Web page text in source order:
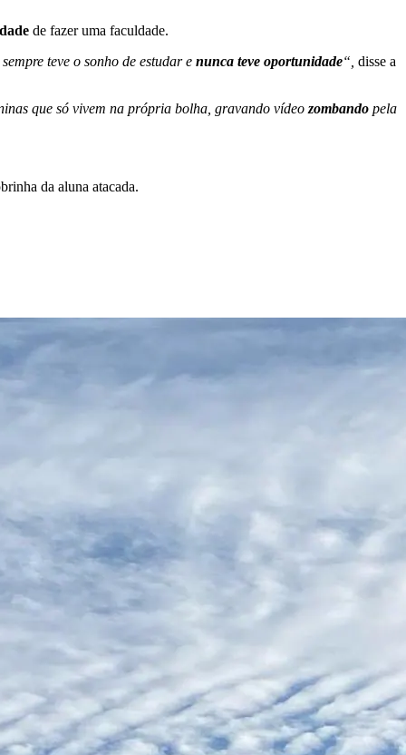
de fazer uma faculdade.
teve o sonho de estudar e nunca teve oportunidade“, disse a
que só vivem na própria bolha, gravando vídeo zombando pela
da aluna atacada.